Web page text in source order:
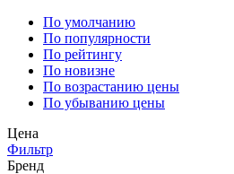
По умолчанию
По популярности
По рейтингу
По новизне
По возрастанию цены
По убыванию цены
Цена
Фильтр
Бренд